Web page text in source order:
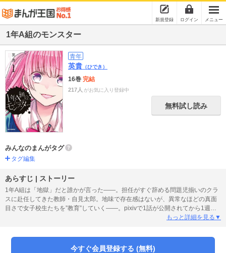
新規登録 ログイン メニュー
1年A組のモンスター
青年
英貴 （ひでき）
16巻 完結
217人 がお気に入り登録中
無料試し読み
みんなのまんがタグ
タグ編集
あらすじ | ストーリー
1年A組は「地獄」だと誰かが言った――。担任がすぐ辞める問題児揃いのクラ
スに赴任してきた教師・自見太郎。地味で存在感はないが、異常なほどの真面
目さで女子校生たちを”教育”していく――。pixivで1話が公開されてから1週間
で20万PV！ 男教師が問題児な女子校生を教育して立場逆転！ [男子高校生
もっと詳細を見る▼
今すぐ会員登録する (無料)